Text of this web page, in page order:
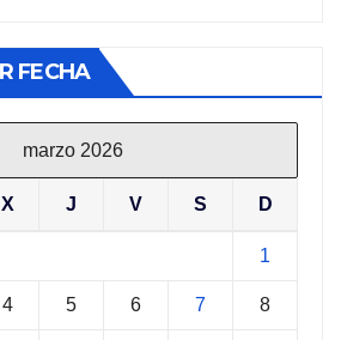
FECHA
marzo 2026
X J V S D
1
4 5 6 7 8